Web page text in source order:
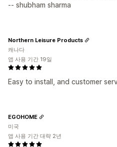
-- shubham sharma
Easy to install, and customer
Northern Leisure Products
캐나다
앱 사용 기간 19일
EGOHOME
미국
앱 사용 기간 대략 2년